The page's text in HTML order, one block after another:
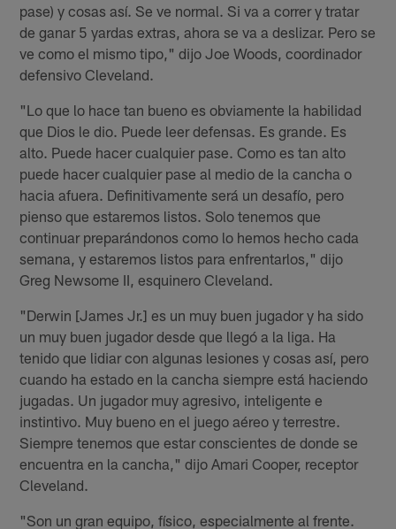
pase) y cosas así. Se ve normal. Si va a correr y tratar
de ganar 5 yardas extras, ahora se va a deslizar. Pero se
ve como el mismo tipo," dijo Joe Woods, coordinador
defensivo Cleveland.
"Lo que lo hace tan bueno es obviamente la habilidad
que Dios le dio. Puede leer defensas. Es grande. Es
alto. Puede hacer cualquier pase. Como es tan alto
puede hacer cualquier pase al medio de la cancha o
hacia afuera. Definitivamente será un desafío, pero
pienso que estaremos listos. Solo tenemos que
continuar preparándonos como lo hemos hecho cada
semana, y estaremos listos para enfrentarlos," dijo
Greg Newsome II, esquinero Cleveland.
"Derwin [James Jr.] es un muy buen jugador y ha sido
un muy buen jugador desde que llegó a la liga. Ha
tenido que lidiar con algunas lesiones y cosas así, pero
cuando ha estado en la cancha siempre está haciendo
jugadas. Un jugador muy agresivo, inteligente e
instintivo. Muy bueno en el juego aéreo y terrestre.
Siempre tenemos que estar conscientes de donde se
encuentra en la cancha," dijo Amari Cooper, receptor
Cleveland.
"Son un gran equipo, físico, especialmente al frente.